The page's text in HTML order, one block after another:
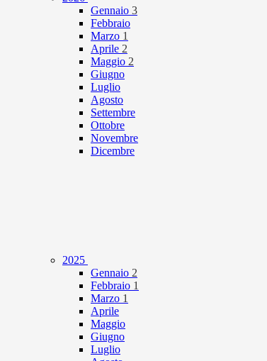
Gennaio 3
Febbraio
Marzo 1
Aprile 2
Maggio 2
Giugno
Luglio
Agosto
Settembre
Ottobre
Novembre
Dicembre
2025
Gennaio 2
Febbraio 1
Marzo 1
Aprile
Maggio
Giugno
Luglio